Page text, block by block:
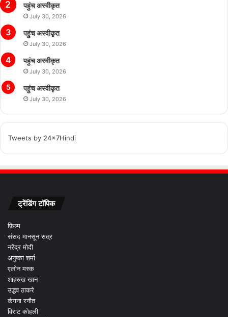
पहुंच अस्वीकृत
July 30, 2026
पहुंच अस्वीकृत
July 30, 2026
पहुंच अस्वीकृत
July 30, 2026
पहुंच अस्वीकृत
July 30, 2026
Tweets by 24x7Hindi
ट्रेंडिंग टॉपिक
फ़िल्म
संसद मानसून सत्र
नरेंद्र मोदी
अनुष्का शर्मा
एलोन मस्क
शाहरुख खान
उद्धव ठाकरे
कंगना रनौत
विराट कोहली